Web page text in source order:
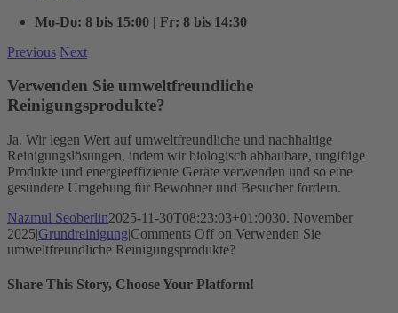
Mo-Do: 8 bis 15:00 | Fr: 8 bis 14:30
Previous Next
Verwenden Sie umweltfreundliche
Reinigungsprodukte?
Ja. Wir legen Wert auf umweltfreundliche und nachhaltige
Reinigungslösungen, indem wir biologisch abbaubare, ungiftige
Produkte und energieeffiziente Geräte verwenden und so eine
gesündere Umgebung für Bewohner und Besucher fördern.
Nazmul Seoberlin2025-11-30T08:23:03+01:0030. November
2025|Grundreinigung|Comments Off on Verwenden Sie
umweltfreundliche Reinigungsprodukte?
Share This Story, Choose Your Platform!